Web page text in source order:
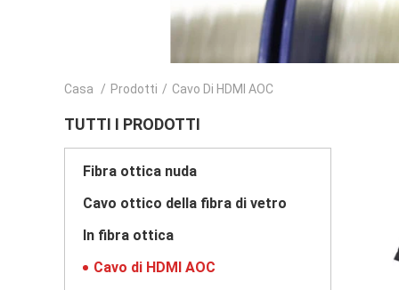
Casa / Prodotti / Cavo Di HDMI AOC
TUTTI I PRODOTTI
Fibra ottica nuda
Cavo ottico della fibra di vetro
In fibra ottica
Cavo di HDMI AOC